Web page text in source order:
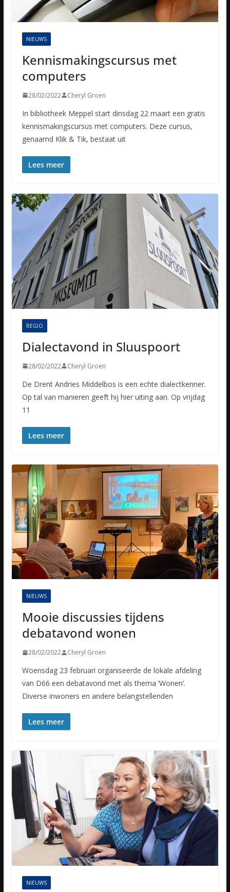
NIEUWS
Kennismakingscursus met
computers
28/02/2022 Cheryl Groen
In bibliotheek Meppel start dinsdag 22 maart een gratis
kennismakingscursus met computers. Deze cursus,
genaamd Klik & Tik, bestaat uit
Lees meer
REGIO
Dialectavond in Sluuspoort
28/02/2022 Cheryl Groen
De Drent Andries Middelbos is een echte dialectkenner.
Op tal van manieren geeft hij hier uiting aan. Op vrijdag
11
Lees meer
NIEUWS
Mooie discussies tijdens
debatavond wonen
28/02/2022 Cheryl Groen
Woensdag 23 februari organiseerde de lokale afdeling
van D66 een debatavond met als thema ‘Wonen’.
Diverse inwoners en andere belangstellenden
Lees meer
NIEUWS